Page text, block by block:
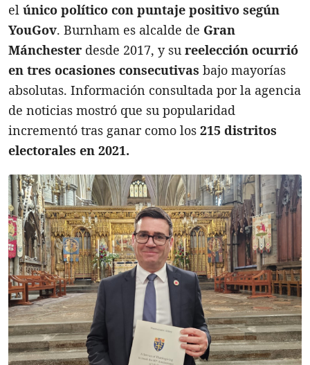
el único político con puntaje positivo según
YouGov. Burnham es alcalde de Gran
Mánchester desde 2017, y su reelección ocurrió
en tres ocasiones consecutivas bajo mayorías
absolutas. Información consultada por la agencia
de noticias mostró que su popularidad
incrementó tras ganar como los 215 distritos
electorales en 2021.